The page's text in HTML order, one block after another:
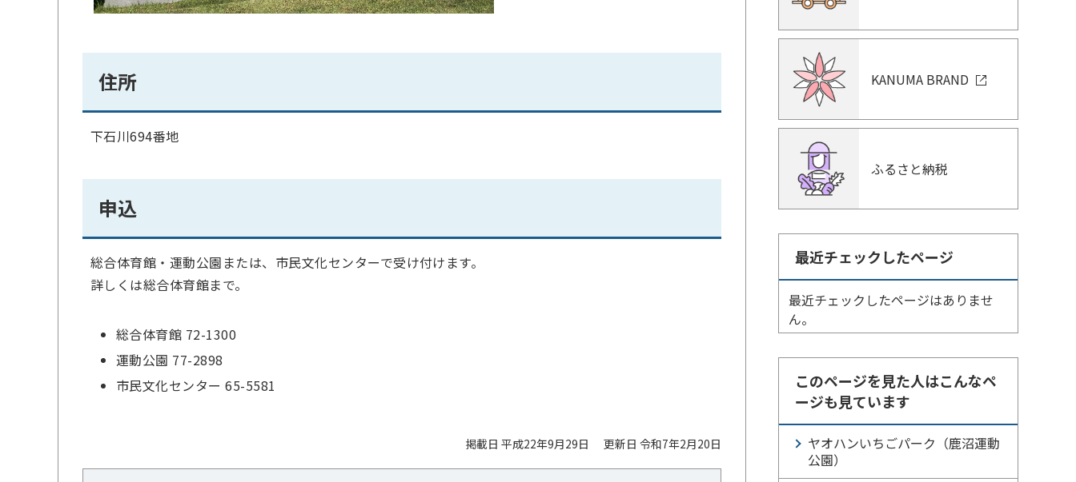
住所
下石川694番地
申込
総合体育館・運動公園または、市民文化センターで受け付けます。
詳しくは総合体育館まで。
総合体育館 72-1300
運動公園 77-2898
市民文化センター 65-5581
掲載日 平成22年9月29日 更新日 令和7年2月20日
KANUMA BRAND
ふるさと納税
最近チェックしたページ
最近チェックしたページはありませ
ん。
このページを見た人はこんなペ
ージも見ています
ヤオハンいちごパーク（鹿沼運動
公園）